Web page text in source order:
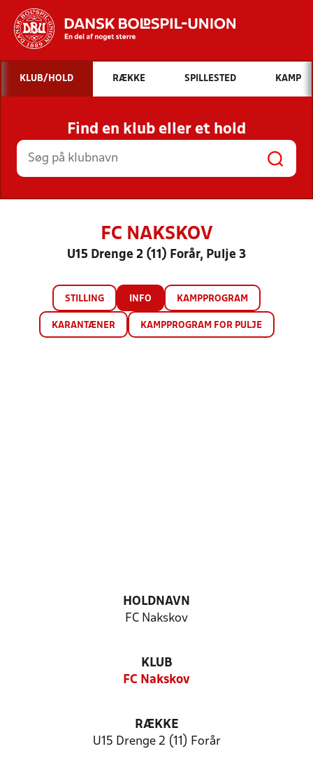
Hvad vil du søge efter?
INDHOLD OG NYHEDER
STILLINGER, RESULTATER, KLUBBER OG
HOLD
KLUB/HOLD RÆKKE SPILLESTED KAMP
Find en klub eller et hold
FC NAKSKOV
U15 Drenge 2 (11) Forår, Pulje 3
STILLING INFO KAMPPROGRAM
KARANTÆNER KAMPPROGRAM FOR PULJE
HOLDNAVN
FC Nakskov
KLUB
FC Nakskov
RÆKKE
U15 Drenge 2 (11) Forår